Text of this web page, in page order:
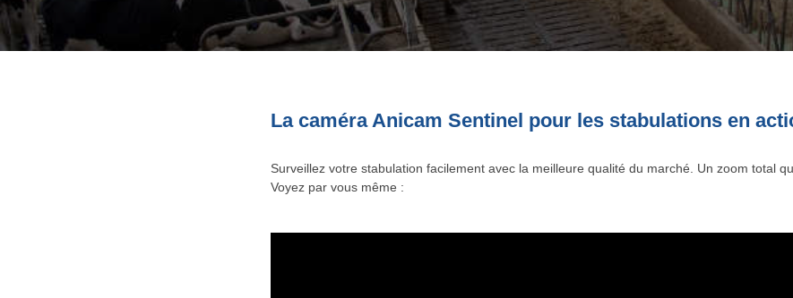
La caméra Anicam Sentinel pour les stabulations en
Surveillez votre stabulation facilement avec la meilleure qualité du marché. Un zoom total
Voyez par vous même :